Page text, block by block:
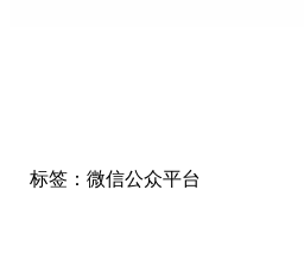
标签：微信公众平台